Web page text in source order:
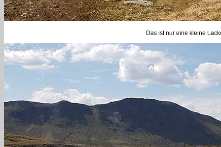
Das ist nur eine kleine